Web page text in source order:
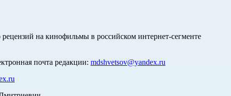
на кинофильмы в российском интернет-сегменте
почта редакции: mdshvetsov@yandex.ru